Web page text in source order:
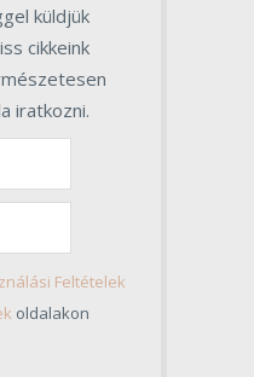
küldjük
cikkeink
iratkozni.
Feltételek
oldalakon